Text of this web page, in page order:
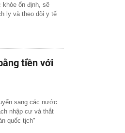
khỏe ổn định, sẽ
ly và theo dõi y tế
tiền với
sang các nước
nhập cư và thắt
quốc tịch"